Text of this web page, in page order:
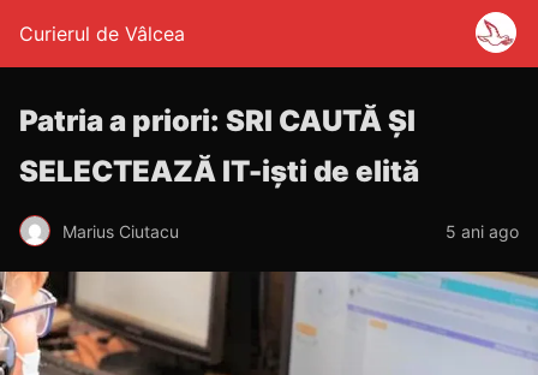
Curierul de Vâlcea
Patria a priori: SRI CAUTĂ ȘI
SELECTEAZĂ IT-iști de elită
Marius Ciutacu 5 ani ago